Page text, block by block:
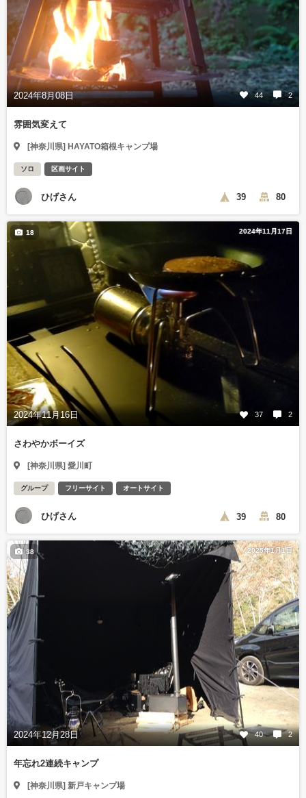
2024年8月08日 44 2
雰囲気変えて
[神奈川県] HAYATO箱根キャンプ場
ソロ 区画サイト
ひげさん 39 80
2024年11月17日
2024年11月16日 37 2
18
さわやかボーイズ
[神奈川県] 愛川町
グループ フリーサイト オートサイト
ひげさん 39 80
2025年1月1日
2024年12月28日 40 2
38
年忘れ2連続キャンプ
[神奈川県] 新戸キャンプ場